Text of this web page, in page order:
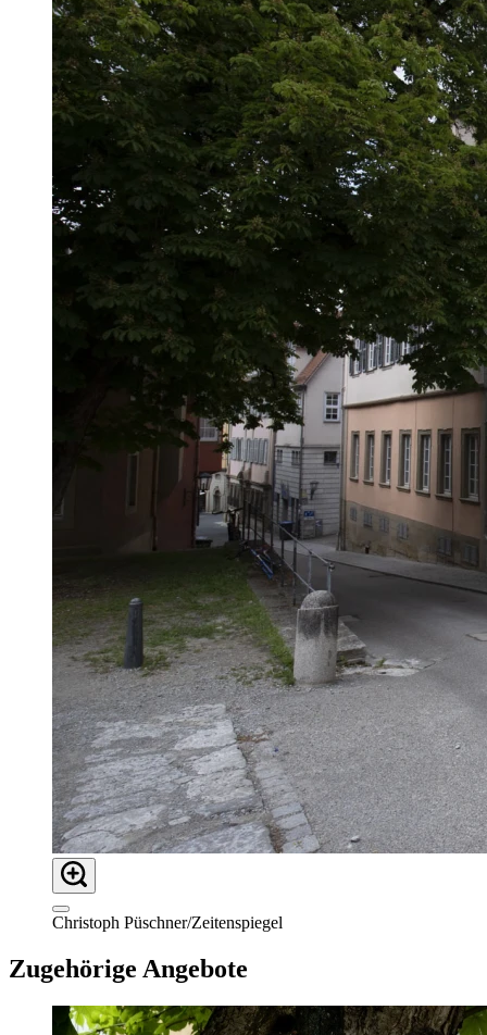
Christoph Püschner/Zeitenspiegel
Zugehörige Angebote